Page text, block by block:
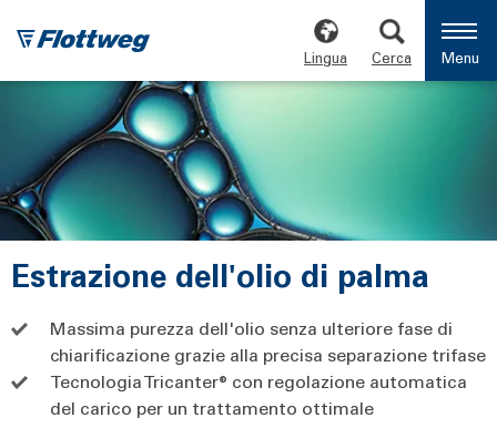
Lingua Cerca Menu
Estrazione dell'olio di palma
Massima purezza dell'olio senza ulteriore fase di
chiarificazione grazie alla precisa separazione trifase
Tecnologia Tricanter® con regolazione automatica
del carico per un trattamento ottimale